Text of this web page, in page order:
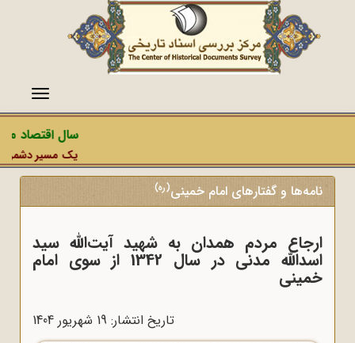
منو
سال اقتصاد
یک مسیر دشمن،
نامه‌ها و گفتارهای امام خمینی(ره)
ارجاع مردم همدان به شهید آیت‌الله سید
اسدالله مدنی در سال 1342 از سوی امام
خمینی
تاریخ انتشار: 19 شهريور 1404